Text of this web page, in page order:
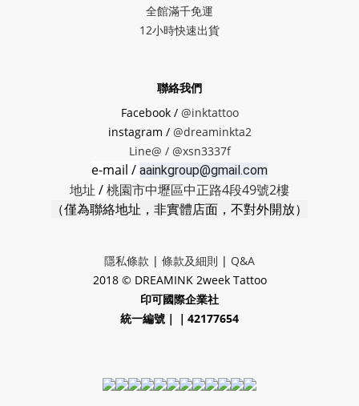
全館滿千免運
12小時快速出貨
聯絡我們
Facebook / @inktattoo
instagram / @dreaminkta2
Line@ / @xsn3337f
e-mail / aainkgroup@gmail.com
地址 /桃園市中壢區中正路4段49號2樓
（僅為聯絡地址，非實體店面，不對外開放）
隱私條款 | 條款及細則 | Q&A
2018 © DREAMINK 2week Tattoo
印可國際企業社
統一編號｜｜42177654